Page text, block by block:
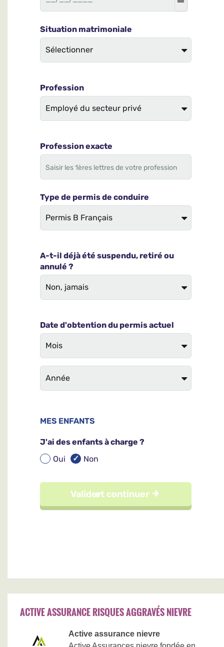
ACTIVE ASSURANCE RISQUES AGGRAVÉS NIEVRE
Active assurance nievre